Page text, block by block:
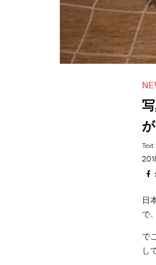
Text:
日
で
で
し